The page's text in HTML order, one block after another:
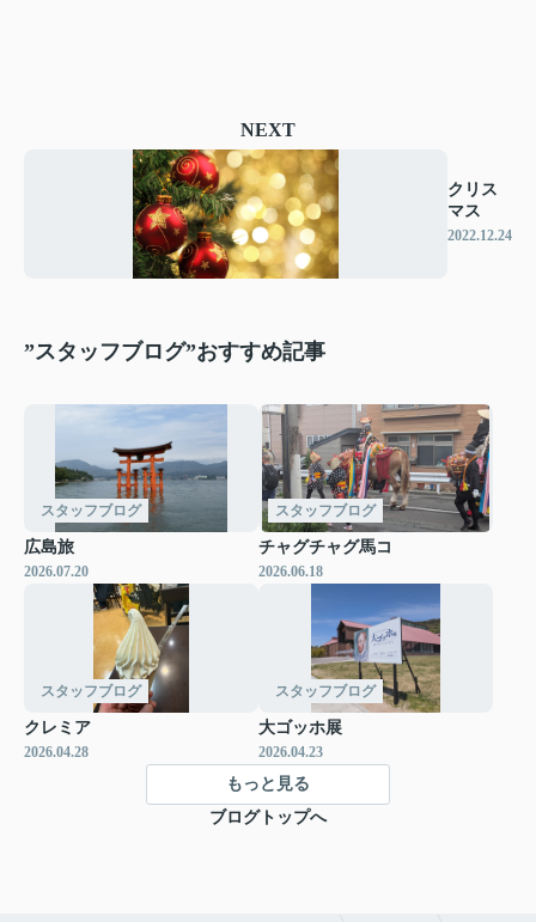
NEXT
クリス
マス
2022.12.24
”スタッフブログ”おすすめ記事
スタッフブログ
広島旅
2026.07.20
スタッフブログ
チャグチャグ馬コ
2026.06.18
スタッフブログ
クレミア
2026.04.28
スタッフブログ
大ゴッホ展
2026.04.23
もっと見る
ブログトップへ